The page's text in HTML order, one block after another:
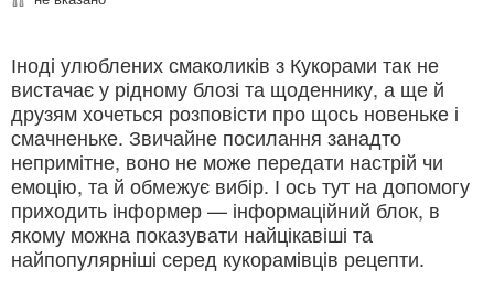
Іноді улюблених смаколиків з Кукорами так не
вистачає у рідному блозі та щоденнику, а ще й
друзям хочеться розповісти про щось новеньке і
смачненьке. Звичайне посилання занадто
непримітне, воно не може передати настрій чи
емоцію, та й обмежує вибір. І ось тут на допомогу
приходить інформер — інформаційний блок, в
якому можна показувати найцікавіші та
найпопулярніші серед кукорамівців рецепти.